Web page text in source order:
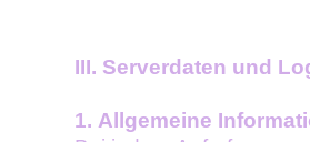
III. Serverdaten und
1. Allgemeine